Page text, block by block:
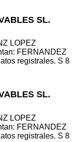
SL.
LOPEZ
FERNANDEZ
registrales. S 8
SL.
LOPEZ
FERNANDEZ
registrales. S 8